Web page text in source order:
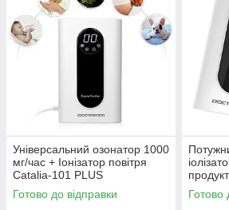
Універсальний озонатор 1000
мг/час + Іонізатор повітря
Catalia-101 PLUS
Готово до відправки
Готово